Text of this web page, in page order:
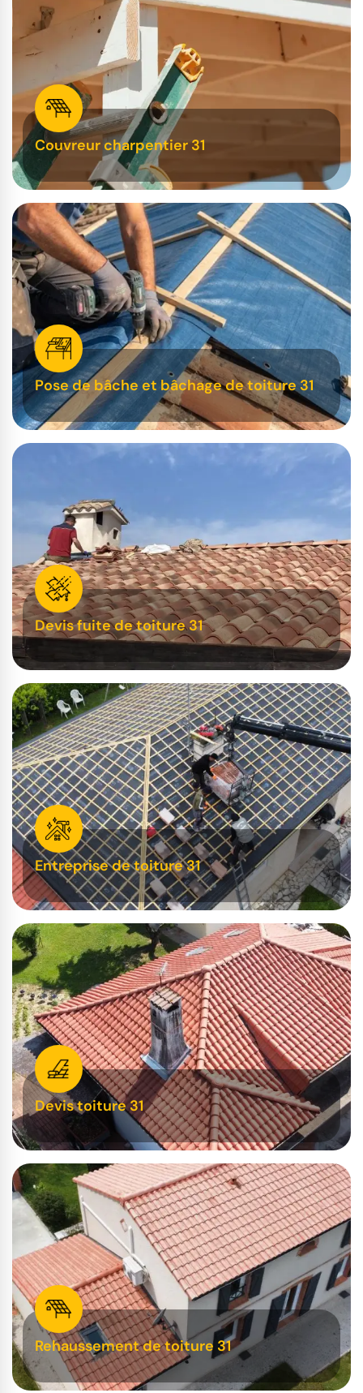
Couvreur charpentier 31
Pose de bâche et bâchage de toiture 31
Devis fuite de toiture 31
Entreprise de toiture 31
Devis toiture 31
Rehaussement de toiture 31